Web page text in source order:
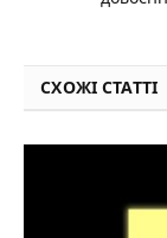
СХОЖІ СТАТТІ